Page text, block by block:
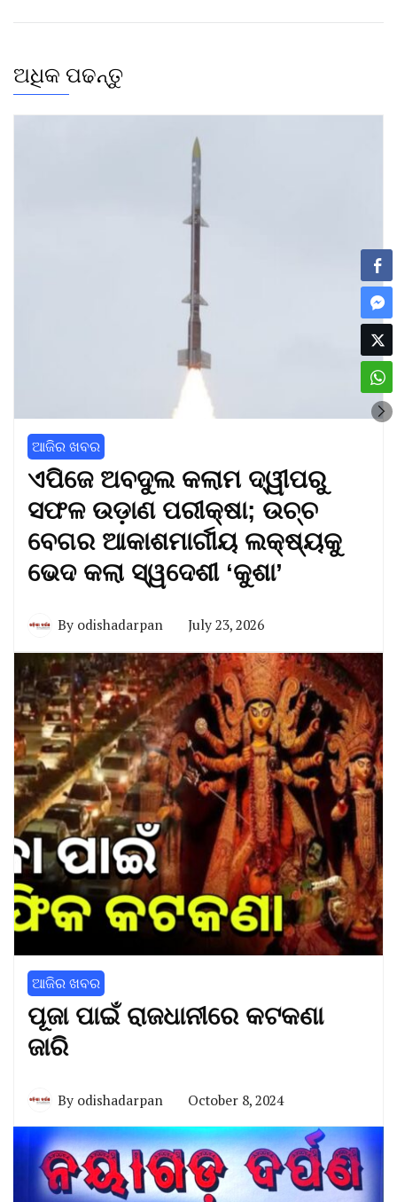
ଅଧିକ ପଢନ୍ତୁ
ଆଜିର ଖବର
ଏପିଜେ ଅବଦୁଲ କଲାମ ଦ୍ୱୀପରୁ
ସଫଳ ଉଡ଼ାଣ ପରୀକ୍ଷା; ଉଚ୍ଚ
ବେଗର ଆକାଶମାର୍ଗୀୟ ଲକ୍ଷ୍ୟକୁ
ଭେଦ କଲା ସ୍ୱଦେଶୀ ‘କୁଶା’
By odishadarpan July 23, 2026
ଆଜିର ଖବର
ପୂଜା ପାଇଁ ରାଜଧାନୀରେ କଟକଣା
ଜାରି
By odishadarpan October 8, 2024